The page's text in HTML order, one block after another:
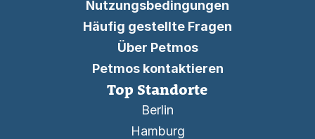
Nutzungsbedingungen
Häufig gestellte Fragen
Über Petmos
Petmos kontaktieren
Top Standorte
Berlin
Hamburg